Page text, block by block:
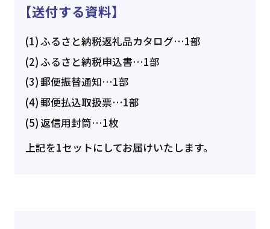
送付する資料
ふるさと納税返礼品カタログ…1部
ふるさと納税申込書…1部
郵便振替通知…1部
郵便払込取扱票…1部
返信用封筒…1枚
上記を1セットにしてお届けいたします。